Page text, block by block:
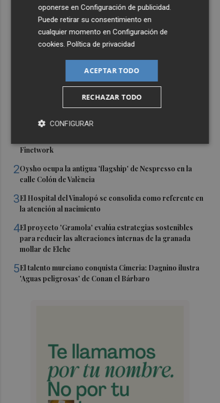
Últimas Noticias
La justicia cita como investigado al CEO de Vodafone
Finetwork
2Oysho ocupa la antigua 'flagship' de Nespresso en la
calle Colón de València
3El Hospital del Vinalopó se consolida como referente en
la atención al nacimiento
4El proyecto 'Gramola' evalúa estrategias sostenibles
para reducir las alteraciones internas de la granada
mollar de Elche
5El talento murciano conquista Cimeria: Dagnino ilustra
'Aguas peligrosas' de Conan el Bárbaro
oponerse enConfiguración de publicidad
Puede retirar su consentimiento en
cualquier momento enConfiguración de
cookies .Política de privacidad
ACEPTAR TODO
RECHAZAR TODO
CONFIGURAR